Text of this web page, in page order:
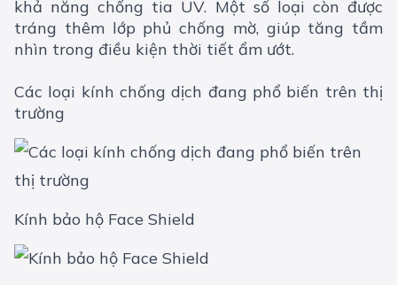
khả năng chống tia UV. Một số loại còn được
tráng thêm lớp phủ chống mờ, giúp tăng tầm
nhìn trong điều kiện thời tiết ẩm ướt.
Các loại kính chống dịch đang phổ biến trên thị
trường
Kính bảo hộ Face Shield